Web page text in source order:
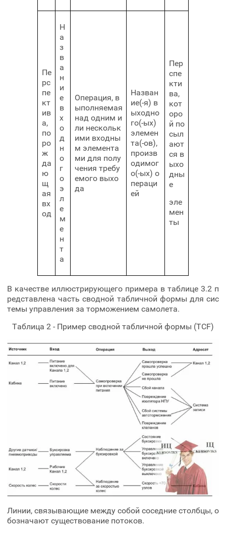
Пе
рс
пе
кт
ив
а,
по
ро
ж
да
ю
щ
ая
вх
од
Н
а
з
в
а
н
и
е
в
х
о
д
н
о
г
о
э
л
е
м
е
н
т
а
Операция, в
ыполняемая
над одним и
ли нескольк
ими входны
м элемента
ми для полу
чения требу
емого выхо
да
Назван
ие(-я) в
ыходно
го(-ых)
элемен
та(-ов),
произв
одимог
о(-ых) о
пераци
ей
Пер
спе
кти
ва,
кот
оро
й по
сыл
ают
ся в
ыхо
дны
е
эле
мен
ты
В качестве иллюстрирующего примера в таблице 3.2 п
редставлена часть сводной табличной формы для сис
темы управления за торможением самолета.
Таблица 2 - Пример сводной табличной формы (TCF)
Линии, связывающие между собой соседние столбцы, о
бозначают существование потоков.